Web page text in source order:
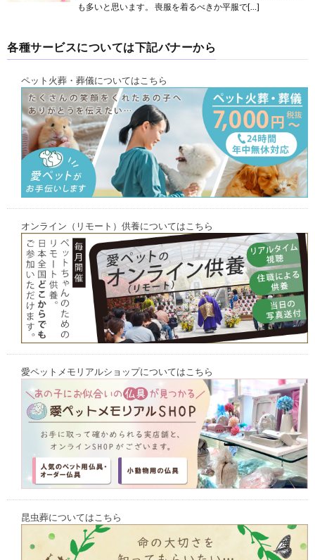
も多いと思います。 喪服を着るべきか平服で[…]
各種サービスについては下記バナーから
ペット火葬・葬儀についてはこちら
オンライン（リモート）供養についてはこちら
愛ペットメモリアルショップについてはこちら
昆虫葬についてはこちら